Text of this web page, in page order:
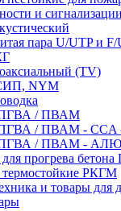
и сигнализации
пара U/UTP и F/
(TV)
NYM
ПГВА / ПВАМ
/ ПВАМ - CCA
ПГВА / ПВАМ -
прогрева
термостойкие РКГМ
и товары для